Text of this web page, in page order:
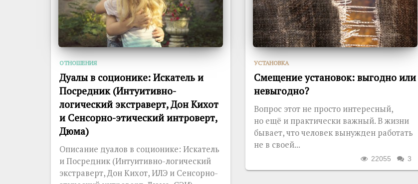
ОТНОШЕНИЯ
Дуалы в соционике: Искатель и
Посредник (Интуитивно-
логический экстраверт, Дон Кихот
и Сенсорно-этический интроверт,
Дюма)
Описание дуалов в соционике: Искатель
и Посредник (Интуитивно-логический
экстраверт, Дон Кихот, ИЛЭ и Сенсорно-
УСТАНОВКА
Смещение установок: выгодно или
невыгодно?
Вопрос этот не просто интересный,
но ещё и практически важный. В жизни
бывает, что человек вынужден работать
не в своей...
3
22055